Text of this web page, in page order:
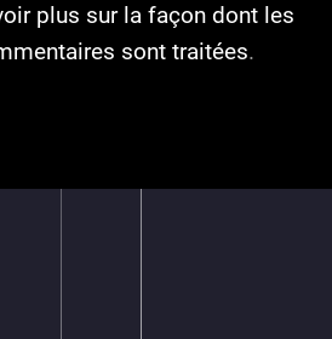
plus sur la façon dont les
sont traitées.